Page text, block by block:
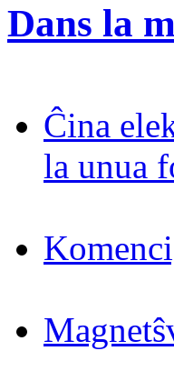
Dans la
Ĉina
la unua